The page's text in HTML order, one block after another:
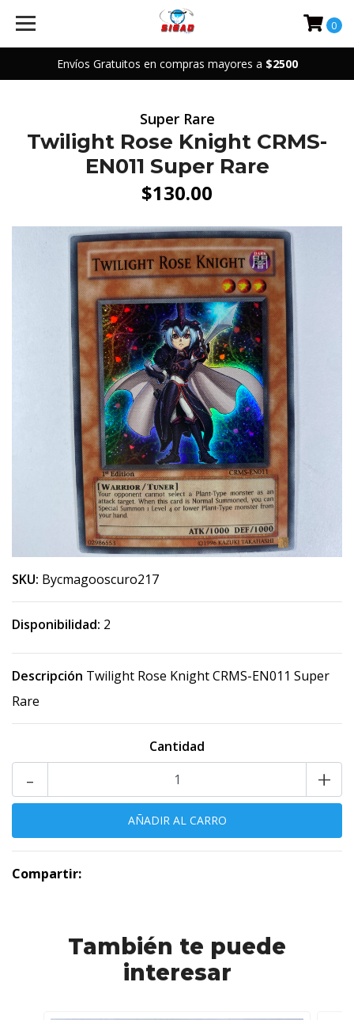
Envíos Gratuitos en compras mayores a $2500
0
Super Rare
Twilight Rose Knight CRMS-
EN011 Super Rare
$130.00
SKU: Bycmagooscuro217
Disponibilidad: 2
Descripción Twilight Rose Knight CRMS-EN011 Super
Rare
Cantidad
+
-
Compartir:
También te puede
interesar